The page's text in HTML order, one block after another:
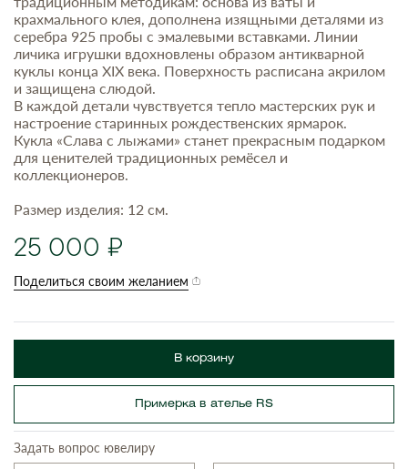
крахмального клея, дополнена изящными деталями из
серебра 925 пробы с эмалевыми вставками. Линии
личика игрушки вдохновлены образом антикварной
куклы конца XIX века. Поверхность расписана акрилом
и защищена слюдой.
В каждой детали чувствуется тепло мастерских рук и
настроение старинных рождественских ярмарок.
Кукла «Слава с лыжами» станет прекрасным подарком
для ценителей традиционных ремёсел и
коллекционеров.
Размер изделия: 12 см.
25 000
Поделиться своим желанием
В корзину
Примерка в ателье RS
Задать вопрос ювелиру